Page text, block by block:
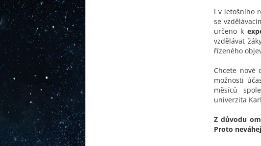
I v letošního
se
určeno k
vzdělávat
řízeného
Chcete nové
možnosti
měsíců
univerzita
Z důvodu
Proto